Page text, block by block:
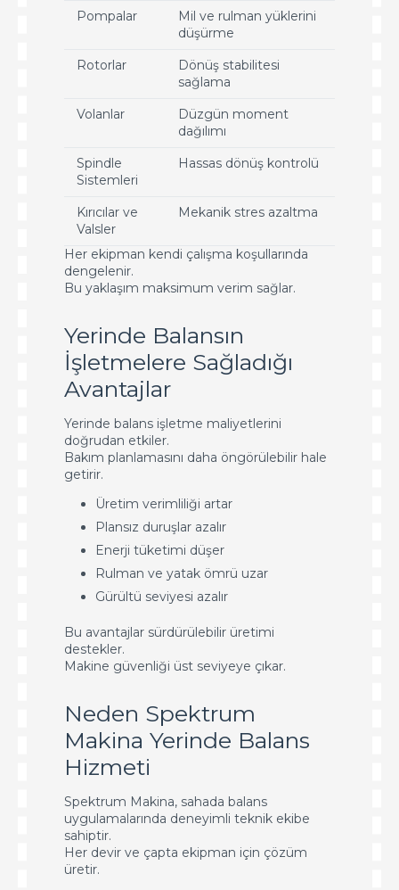
Pompalar
Mil ve rulman yüklerini
düşürme
Rotorlar
Dönüş stabilitesi
sağlama
Volanlar
Düzgün moment
dağılımı
Spindle
Sistemleri
Hassas dönüş kontrolü
Kırıcılar ve
Valsler
Mekanik stres azaltma
Her ekipman kendi çalışma koşullarında
dengelenir.
Bu yaklaşım maksimum verim sağlar.
Yerinde Balansın
İşletmelere Sağladığı
Avantajlar
Yerinde balans işletme maliyetlerini
doğrudan etkiler.
Bakım planlamasını daha öngörülebilir hale
getirir.
Üretim verimliliği artar
Plansız duruşlar azalır
Enerji tüketimi düşer
Rulman ve yatak ömrü uzar
Gürültü seviyesi azalır
Bu avantajlar sürdürülebilir üretimi
destekler.
Makine güvenliği üst seviyeye çıkar.
Neden Spektrum
Makina Yerinde Balans
Hizmeti
Spektrum Makina, sahada balans
uygulamalarında deneyimli teknik ekibe
sahiptir.
Her devir ve çapta ekipman için çözüm
üretir.